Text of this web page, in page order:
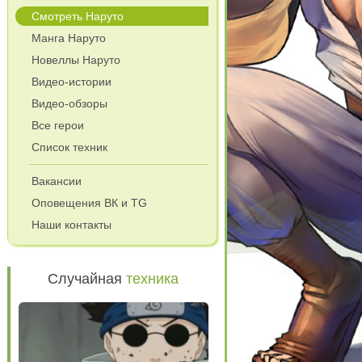
Смотреть Наруто
Манга Наруто
Новеллы Наруто
Видео-истории
Видео-обзоры
Все герои
Список техник
Вакансии
Оповещения ВК и TG
Наши контакты
Случайнаятехника